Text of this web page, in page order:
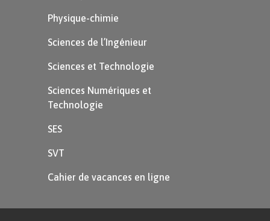
Physique-chimie
Sciences de l’Ingénieur
Sciences et Technologie
Sciences Numériques et
Technologie
SES
SVT
Cahier de vacances en ligne